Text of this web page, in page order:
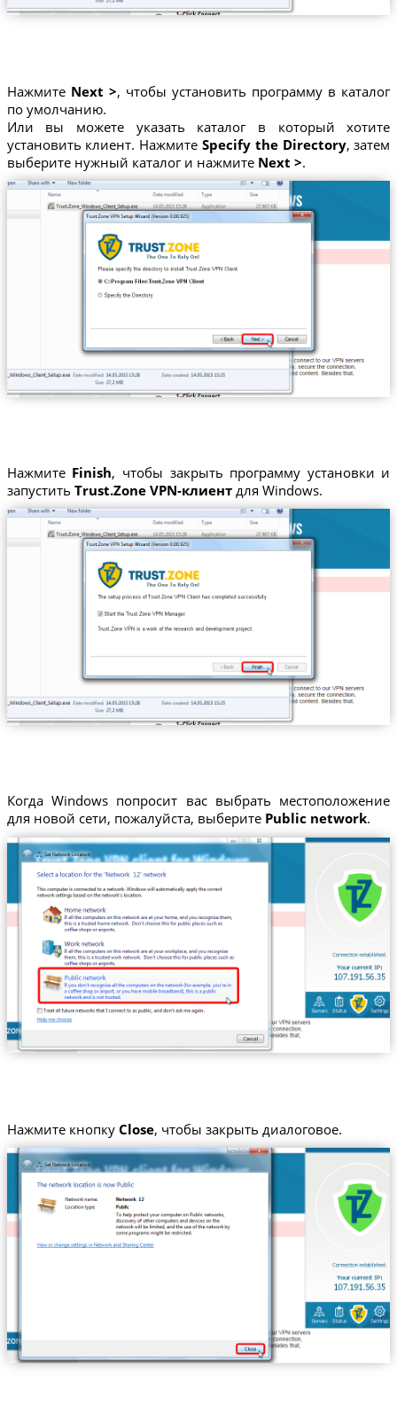
Нажмите Next >, чтобы установить программу в каталог
по умолчанию.
Или вы можете указать каталог в который хотите
установить клиент. Нажмите Specify the Directory, затем
выберите нужный каталог и нажмите Next >.
Нажмите Finish, чтобы закрыть программу установки и
запустить Trust.Zone VPN-клиентдля Windows.
Когда Windows попросит вас выбрать местоположение
для новой сети, пожалуйста, выберите Public network.
Нажмите кнопку Close, чтобы закрыть диалоговое.